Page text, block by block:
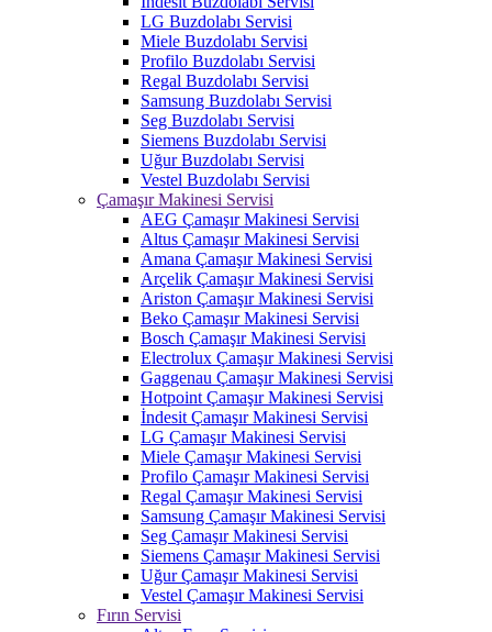
LG Buzdolabı Servisi
Miele Buzdolabı Servisi
Profilo Buzdolabı Servisi
Regal Buzdolabı Servisi
Samsung Buzdolabı Servisi
Seg Buzdolabı Servisi
Siemens Buzdolabı Servisi
Uğur Buzdolabı Servisi
Vestel Buzdolabı Servisi
Çamaşır Makinesi Servisi
AEG Çamaşır Makinesi Servisi
Altus Çamaşır Makinesi Servisi
Amana Çamaşır Makinesi Servisi
Arçelik Çamaşır Makinesi Servisi
Ariston Çamaşır Makinesi Servisi
Beko Çamaşır Makinesi Servisi
Bosch Çamaşır Makinesi Servisi
Electrolux Çamaşır Makinesi Servisi
Gaggenau Çamaşır Makinesi Servisi
Hotpoint Çamaşır Makinesi Servisi
İndesit Çamaşır Makinesi Servisi
LG Çamaşır Makinesi Servisi
Miele Çamaşır Makinesi Servisi
Profilo Çamaşır Makinesi Servisi
Regal Çamaşır Makinesi Servisi
Samsung Çamaşır Makinesi Servisi
Seg Çamaşır Makinesi Servisi
Siemens Çamaşır Makinesi Servisi
Uğur Çamaşır Makinesi Servisi
Vestel Çamaşır Makinesi Servisi
Fırın Servisi